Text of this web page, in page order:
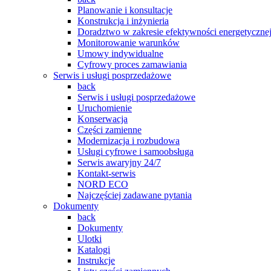
Planowanie i konsultacje
Konstrukcja i inżynieria
Doradztwo w zakresie efektywności
Monitorowanie warunków
Umowy indywidualne
Cyfrowy proces zamawiania
Serwis i usługi posprzedażowe
back
Serwis i usługi posprzedażowe
Uruchomienie
Konserwacja
Części zamienne
Modernizacja i rozbudowa
Usługi cyfrowe i samoobsługa
Serwis awaryjny 24/7
Kontakt-serwis
NORD ECO
Najczęściej zadawane pytania
Dokumenty
back
Dokumenty
Ulotki
Katalogi
Instrukcje